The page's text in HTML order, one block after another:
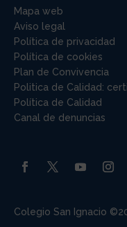
Mapa web
Aviso legal
Política de privacidad
Política de cookies
Plan de Convivencia
Politica de Calidad:
Política de Calidad
Canal de denuncias
Colegio San Ignacio